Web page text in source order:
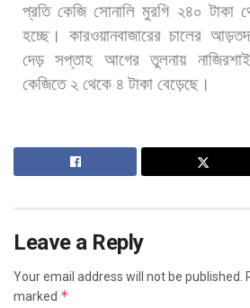
প্রতি কেজি সোনালি মুরগি ২৪০ টাকা
হচ্ছে। কারওয়ানবাজারের চালের
দেড় সপ্তাহ আগের তুলনায়
কেজিতে ২ থেকে ৪ টাকা বেড়েছে।
Leave a Reply
Your email address will not be published.
marked *